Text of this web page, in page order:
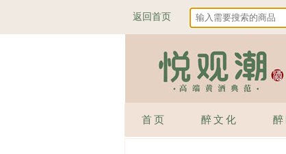
返回首页
首页 醉文化